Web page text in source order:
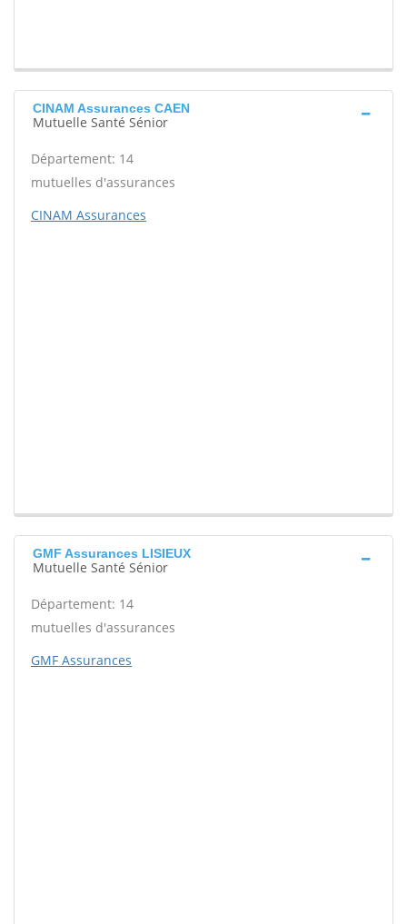
CINAM Assurances CAEN
Mutuelle Santé Sénior
Département: 14
mutuelles d'assurances
CINAM Assurances
GMF Assurances LISIEUX
Mutuelle Santé Sénior
Département: 14
mutuelles d'assurances
GMF Assurances